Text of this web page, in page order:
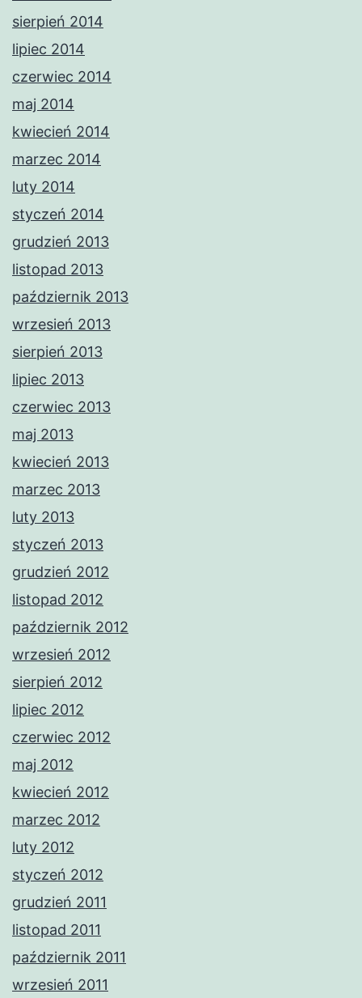
sierpień 2014
lipiec 2014
czerwiec 2014
maj 2014
kwiecień 2014
marzec 2014
luty 2014
styczeń 2014
grudzień 2013
listopad 2013
październik 2013
wrzesień 2013
sierpień 2013
lipiec 2013
czerwiec 2013
maj 2013
kwiecień 2013
marzec 2013
luty 2013
styczeń 2013
grudzień 2012
listopad 2012
październik 2012
wrzesień 2012
sierpień 2012
lipiec 2012
czerwiec 2012
maj 2012
kwiecień 2012
marzec 2012
luty 2012
styczeń 2012
grudzień 2011
listopad 2011
październik 2011
wrzesień 2011